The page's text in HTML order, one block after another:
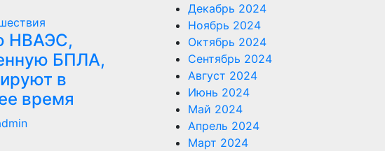
НВАЭС,
БПЛА,
в
время
Декабрь 2024
Ноябрь 2024
Октябрь 2024
Сентябрь 2024
Август 2024
Июнь 2024
Май 2024
Апрель 2024
Март 2024